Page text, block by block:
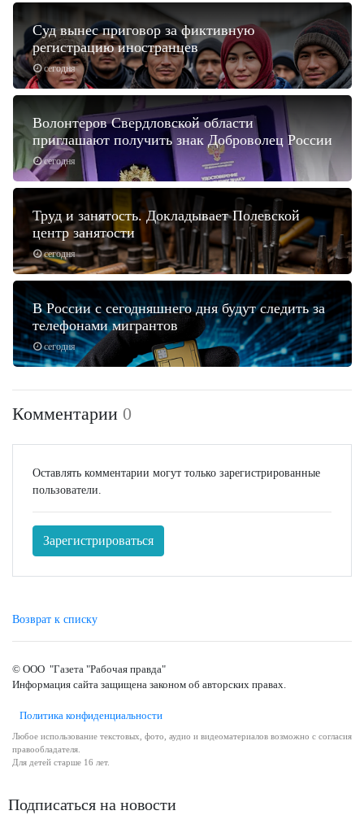
сегодня
Суд вынес приговор за фиктивную
регистрацию иностранцев
сегодня
Волонтеров Свердловской области
приглашают получить знак Доброволец России
сегодня
Труд и занятость. Докладывает Полевской
центр занятости
сегодня
В России с сегодняшнего дня будут следить за
телефонами мигрантов
Комментарии 0
Оставлять комментарии могут только зарегистрированные
пользователи.
Зарегистрироваться
Возврат к списку
© ООО "Газета "Рабочая правда"
Информация сайта защищена законом об авторских правах.
Политика конфиденциальности
Любое использование текстовых, фото, аудио и видеоматериалов возможно с согласия
правообладателя.
Для детей старше 16 лет.
Подписаться на новости